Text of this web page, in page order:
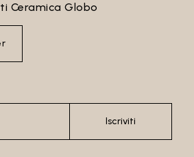
Ceramica Globo
Iscriviti